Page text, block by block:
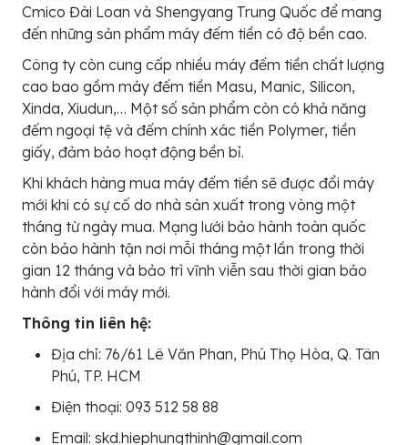
Cmico Đài Loan và Shengyang Trung Quốc để mang
đến những sản phẩm máy đếm tiền có độ bền cao.
Công ty còn cung cấp nhiều máy đếm tiền chất lượng
cao bao gồm máy đếm tiền Masu, Manic, Silicon,
Xinda, Xiudun,… Một số sản phẩm còn có khả năng
đếm ngoại tệ và đếm chính xác tiền Polymer, tiền
giấy, đảm bảo hoạt động bền bỉ.
Khi khách hàng mua máy đếm tiền sẽ được đổi máy
mới khi có sự cố do nhà sản xuất trong vòng một
tháng từ ngày mua. Mạng lưới bảo hành toàn quốc
còn bảo hành tận nơi mỗi tháng một lần trong thời
gian 12 tháng và bảo trì vĩnh viễn sau thời gian bảo
hành đổi với máy mới.
Thông tin liên hệ:
Địa chỉ: 76/61 Lê Văn Phan, Phú Thọ Hòa, Q. Tân
Phú, TP. HCM
Điện thoại: 093 512 58 88
Email: skd.hiephungthinh@gmail.com